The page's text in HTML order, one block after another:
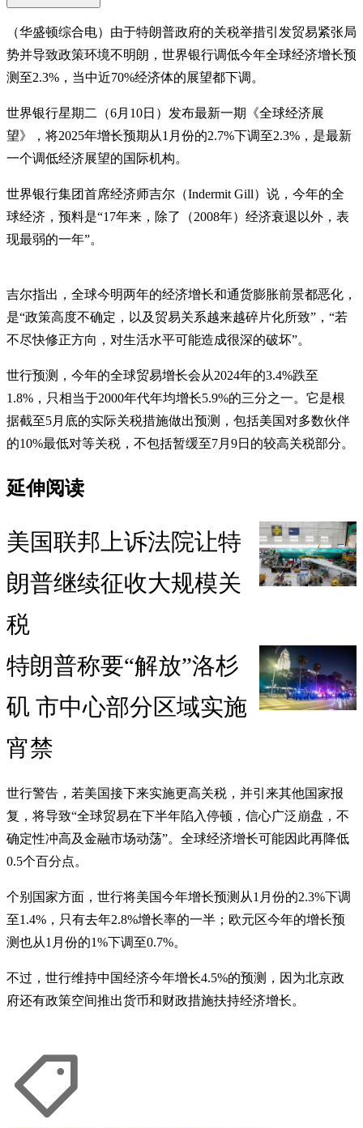
（华盛顿综合电）由于特朗普政府的关税举措引发贸易紧张局
势并导致政策环境不明朗，世界银行调低今年全球经济增长预
测至2.3%，当中近70%经济体的展望都下调。
世界银行星期二（6月10日）发布最新一期《全球经济展
望》，将2025年增长预期从1月份的2.7%下调至2.3%，是最新
一个调低经济展望的国际机构。
世界银行集团首席经济师吉尔（Indermit Gill）说，今年的全
球经济，预料是“17年来，除了（2008年）经济衰退以外，表
现最弱的一年”。
吉尔指出，全球今明两年的经济增长和通货膨胀前景都恶化，
是“政策高度不确定，以及贸易关系越来越碎片化所致”，“若
不尽快修正方向，对生活水平可能造成很深的破坏”。
世行预测，今年的全球贸易增长会从2024年的3.4%跌至
1.8%，只相当于2000年代年均增长5.9%的三分之一。它是根
据截至5月底的实际关税措施做出预测，包括美国对多数伙伴
的10%最低对等关税，不包括暂缓至7月9日的较高关税部分。
延伸阅读
美国联邦上诉法院让特
朗普继续征收大规模关
税
特朗普称要“解放”洛杉
矶 市中心部分区域实施
宵禁
世行警告，若美国接下来实施更高关税，并引来其他国家报
复，将导致“全球贸易在下半年陷入停顿，信心广泛崩盘，不
确定性冲高及金融市场动荡”。全球经济增长可能因此再降低
0.5个百分点。
个别国家方面，世行将美国今年增长预测从1月份的2.3%下调
至1.4%，只有去年2.8%增长率的一半；欧元区今年的增长预
测也从1月份的1%下调至0.7%。
不过，世行维持中国经济今年增长4.5%的预测，因为北京政
府还有政策空间推出货币和财政措施扶持经济增长。